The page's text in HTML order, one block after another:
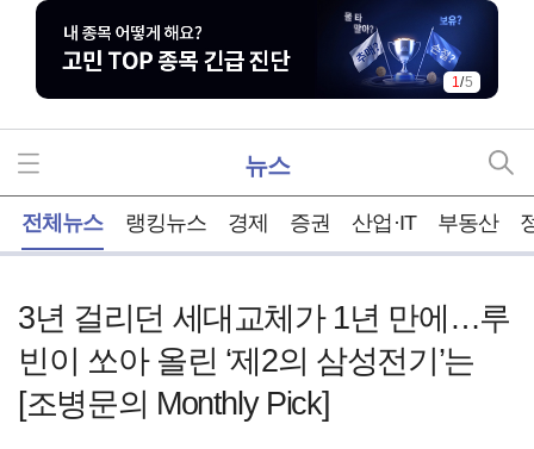
1/5
뉴스
전체뉴스 랭킹뉴스 경제 증권 산업·IT 부동산
3년 걸리던 세대교체가 1년 만에…루
빈이 쏘아 올린 ‘제2의 삼성전기’는
[조병문의 Monthly Pick]